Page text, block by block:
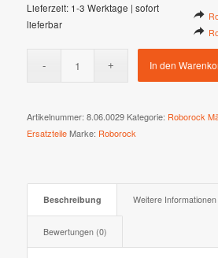
Lieferzeit: 1-3 Werktage | sofort
lieferbar
In den
Artikelnummer: 8.06.0029 Kategorie: Roborock
Ersatzteile Marke: Roborock
Beschreibung Weitere Informationen
Bewertungen (0)